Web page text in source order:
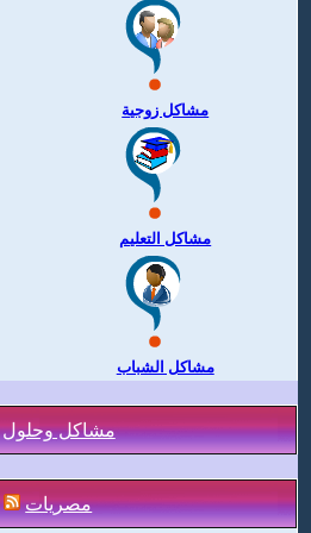
مشاكل زوجية
مشاكل التعليم
مشاكل الشباب
مشاكل وحلول
مصريات